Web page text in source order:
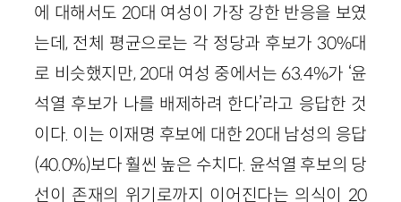
에 대해서도 20대 여성이 가장 강한 반응을 보였
는데, 전체 평균으로는 각 정당과 후보가 30%대
로 비슷했지만, 20대 여성 중에서는 63.4%가 ‘윤
석열 후보가 나를 배제하려 한다’라고 응답한 것
이다. 이는 이재명 후보에 대한 20대 남성의 응답
(40.0%)보다 훨씬 높은 수치다. 윤석열 후보의 당
선이 존재의 위기로까지 이어진다는 의식이 20